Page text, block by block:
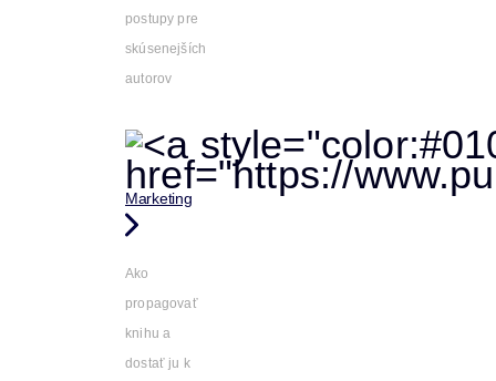
postupy pre
skúsenejších
autorov
Marketing
Ako
propagovať
knihu a
dostať ju k